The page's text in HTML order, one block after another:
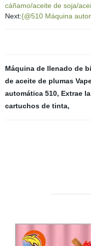
cáñamo/aceite de soja/
Next:{@510 Máquina
Máquina de llenado de
de aceite de plumas
automática 510, Extrae
cartuchos de tinta,